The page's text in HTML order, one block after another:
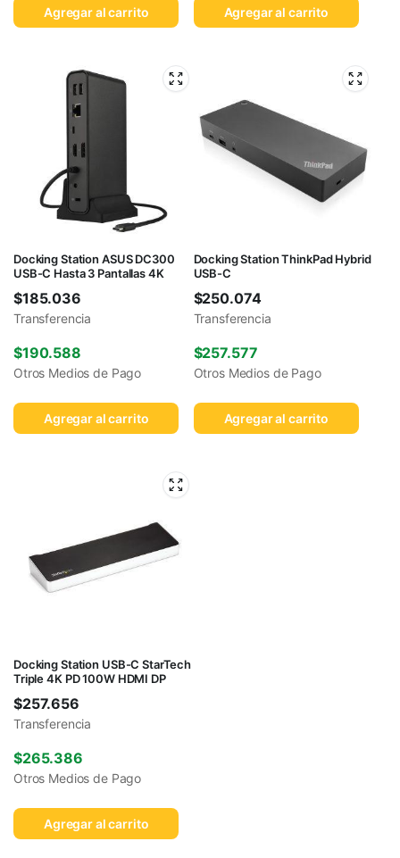
Agregar al carrito Agregar al carrito
Docking Station ASUS DC300
USB-C Hasta 3 Pantallas 4K
$185.036
Transferencia
$190.588
Otros Medios de Pago
Agregar al carrito
Docking Station ThinkPad Hybrid
USB-C
$250.074
Transferencia
$257.577
Otros Medios de Pago
Agregar al carrito
Docking Station USB-C StarTech
Triple 4K PD 100W HDMI DP
$257.656
Transferencia
$265.386
Otros Medios de Pago
Agregar al carrito